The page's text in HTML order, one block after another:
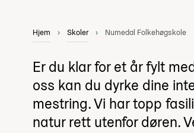
Hjem Skoler Numedal Folkehøgskole
Er du klar for et år fylt
oss kan du dyrke dine
mestring. Vi har topp
natur rett utenfor døren.